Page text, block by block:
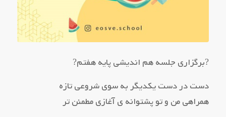
?برگزاری جلسه هم اندیشی پایه هفتم?
دست در دست یکدیگر به سوی شروعی تازه
همراهی من و تو پشتوانه ی آغازی مطمئن تر